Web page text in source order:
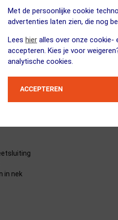
Met de persoonlijke cookie
advertenties laten zien, die nog
Lees hier alles over onze cookie-
accepteren. Kies je voor
analytische cookies.
ACCEPTEREN
flexibele stof
sanitaire stop
minder zadelpijn
niet zelf vastmaken
broek voor langere afstanden
in nek